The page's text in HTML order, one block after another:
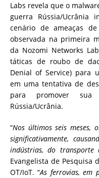
Labs revela que o
guerra Rússia/Ucrânia
cenário de ameaças
observada na primeira
da Nozomi Networks
táticas de roubo de
Denial of Service) para
em uma tentativa de
para promover
Rússia/Ucrânia.
“Nos últimos seis meses,
significativamente,
indústrias, do transporte
Evangelista de Pesquisa
OT/IoT. “As ferrovias, em